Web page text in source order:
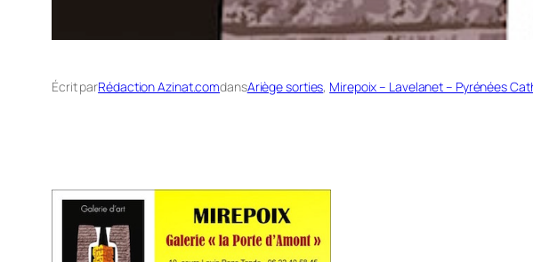
Écrit parRédaction Azinat.comdansAriège sorties, Mirepoix – Lavelanet – Pyrénées